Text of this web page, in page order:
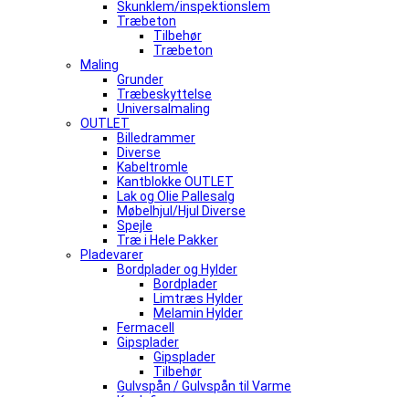
Skunklem/inspektionslem
Træbeton
Tilbehør
Træbeton
Maling
Grunder
Træbeskyttelse
Universalmaling
OUTLET
Billedrammer
Diverse
Kabeltromle
Kantblokke OUTLET
Lak og Olie Pallesalg
Møbelhjul/Hjul Diverse
Spejle
Træ i Hele Pakker
Pladevarer
Bordplader og Hylder
Bordplader
Limtræs Hylder
Melamin Hylder
Fermacell
Gipsplader
Gipsplader
Tilbehør
Gulvspån / Gulvspån til Varme